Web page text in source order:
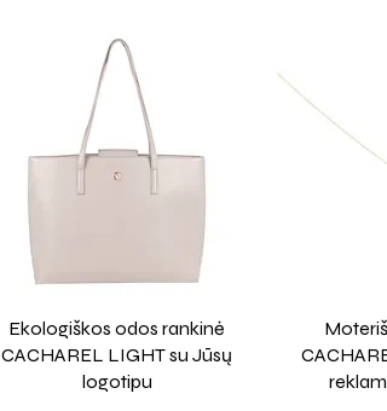
Ekologiškos odos rankinė
CACHAREL LIGHT su Jūsų
logotipu